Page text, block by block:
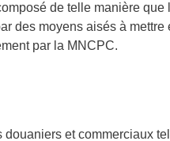
de telle manière que
des moyens aisés à
par la MNCPC.
et commerciaux